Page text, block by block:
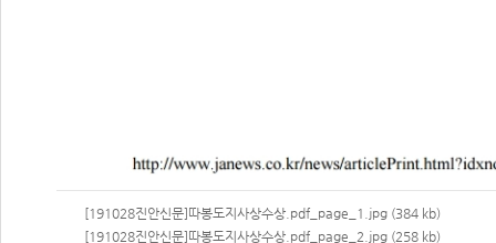
[191028진안신문]따봉도지사상수상.pdf_page_1.jpg (384 kb)
[191028진안신문]따봉도지사상수상.pdf_page_2.jpg (258 kb)